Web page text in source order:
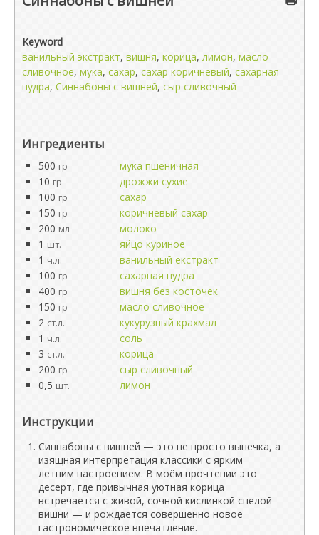
Keyword
ванильный экстракт, вишня, корица, лимон, масло
сливочное, мука, сахар, сахар коричневый, сахарная
пудра, Синнабоны с вишней, сыр сливочный
Ингредиенты
500 гр
мука пшеничная
10 гр
дрожжи сухие
100 гр
сахар
150 гр
коричневый сахар
200 мл
молоко
1 шт.
яйцо куриное
1 ч.л.
ванильный екстракт
100 гр
сахарная пудра
400 гр
вишня без косточек
150 гр
масло сливочное
2 ст.л.
кукурузный крахмал
1 ч.л.
соль
3 ст.л.
корица
200 гр
сыр сливочный
0,5 шт. лимон
Инструкции
Синнабоны с вишней — это не просто выпечка, а
изящная интерпретация классики с ярким
летним настроением. В моём прочтении это
десерт, где привычная уютная корица
встречается с живой, сочной кислинкой спелой
вишни — и рождается совершенно новое
гастрономическое впечатление.